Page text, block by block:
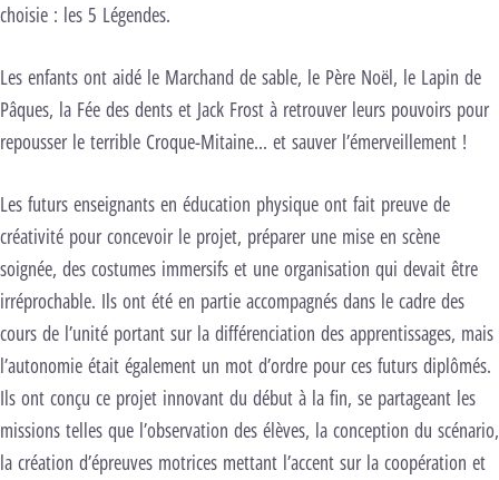
choisie : les 5 Légendes.
Les enfants ont aidé le Marchand de sable, le Père Noël, le Lapin de
Pâques, la Fée des dents et Jack Frost à retrouver leurs pouvoirs pour
repousser le terrible Croque-Mitaine… et sauver l’émerveillement !
Les futurs enseignants en éducation physique ont fait preuve de
créativité pour concevoir le projet, préparer une mise en scène
soignée, des costumes immersifs et une organisation qui devait être
irréprochable. Ils ont été en partie accompagnés dans le cadre des
cours de l’unité portant sur la différenciation des apprentissages, mais
l’autonomie était également un mot d’ordre pour ces futurs diplômés.
Ils ont conçu ce projet innovant du début à la fin, se partageant les
missions telles que l’observation des élèves, la conception du scénario,
la création d’épreuves motrices mettant l’accent sur la coopération et